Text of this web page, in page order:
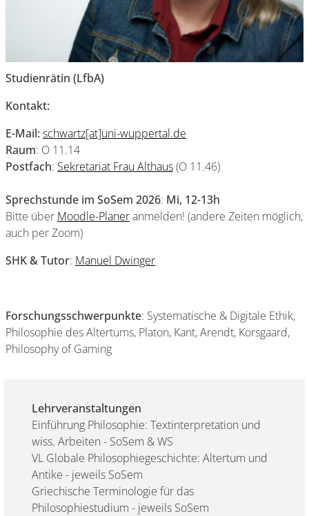
Studienrätin (LfbA)
Kontakt:
E-Mail: schwartz[at]uni-wuppertal.de
Raum: O 11.14
Postfach: Sekretariat Frau Althaus(O 11.46)
Sprechstunde im SoSem 2026: Mi, 12-13h
Bitte über Moodle-Planeranmelden! (andere Zeiten möglich,
auch per Zoom)
SHK & Tutor: Manuel Dwinger
Forschungsschwerpunkte: Systematische & Digitale Ethik,
Philosophie des Altertums, Platon, Kant, Arendt, Korsgaard,
Philosophy of Gaming
Lehrveranstaltungen
Einführung Philosophie: Textinterpretation und
wiss. Arbeiten - SoSem & WS
VL Globale Philosophiegeschichte: Altertum und
Antike - jeweils SoSem
Griechische Terminologie für das
Philosophiestudium - jeweils SoSem